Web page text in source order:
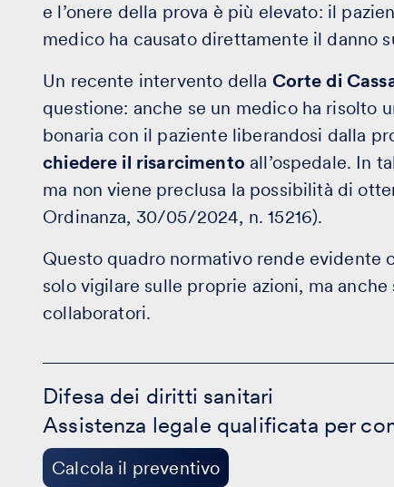
e l’onere della prova è più elevato: il
medico ha causato direttamente il danno
Un recente intervento della Corte di
questione: anche se un medico ha risolto
bonaria con il paziente liberandosi dalla
chiedere il risarcimento all’ospedale. In
ma non viene preclusa la possibilità di
Ordinanza, 30/05/2024, n. 15216).
Questo quadro normativo rende evidente
solo vigilare sulle proprie azioni, ma
collaboratori.
Difesa dei diritti sanitari
Assistenza legale qualificata per
Calcola il preventivo
dei
diritti
sanitari
Calcola